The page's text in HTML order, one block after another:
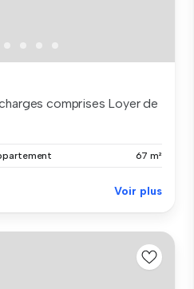
comprises Loyer de
67 m²
Voir plus